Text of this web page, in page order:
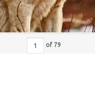
of 79